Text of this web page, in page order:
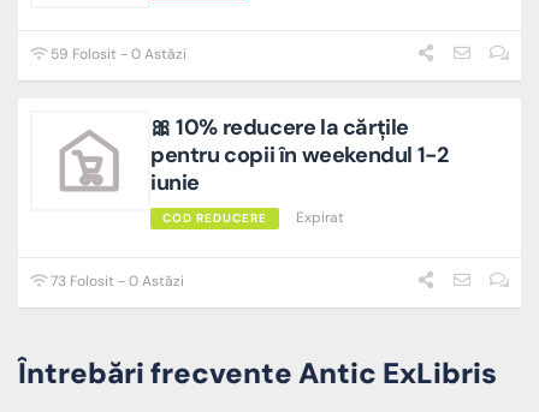
59 Folosit - 0 Astăzi
🎀 10% reducere la cărțile
pentru copii în weekendul 1-2
iunie
COD REDUCERE Expirat
73 Folosit - 0 Astăzi
Întrebări frecvente Antic ExLibris